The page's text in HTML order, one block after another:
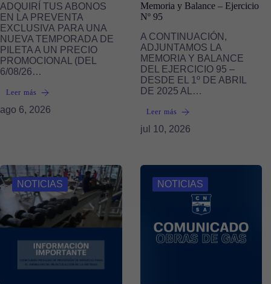
ADQUIRÍ TUS ABONOS
EN LA PREVENTA
EXCLUSIVA PARA UNA
NUEVA TEMPORADA DE
PILETA A UN PRECIO
PROMOCIONAL (DEL
6/08/26…
Leer más
ago 6, 2026
Memoria y Balance – Ejercicio
Nº 95
A CONTINUACIÓN,
ADJUNTAMOS LA
MEMORIA Y BALANCE
DEL EJERCICIO 95 –
DESDE EL 1º DE ABRIL
DE 2025 AL…
Leer más
jul 10, 2026
NOTICIAS NOTICIAS